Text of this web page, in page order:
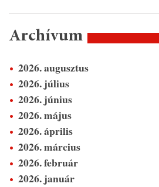
Archívum
2026. augusztus
2026. július
2026. június
2026. május
2026. április
2026. március
2026. február
2026. január